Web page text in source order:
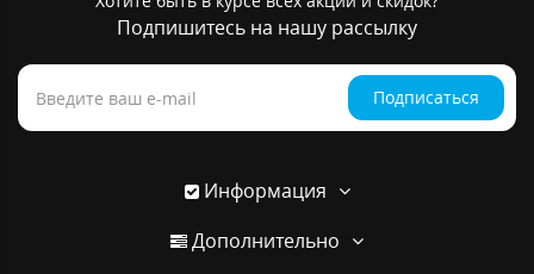
Подпишитесь на нашу рассылку
Подписаться
Информация
Дополнительно